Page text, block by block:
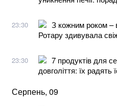
23:30
З кожним роком –
Ротару здивувала
23:30
7 продуктів для
довголіття: їх радять
Серпень, 09